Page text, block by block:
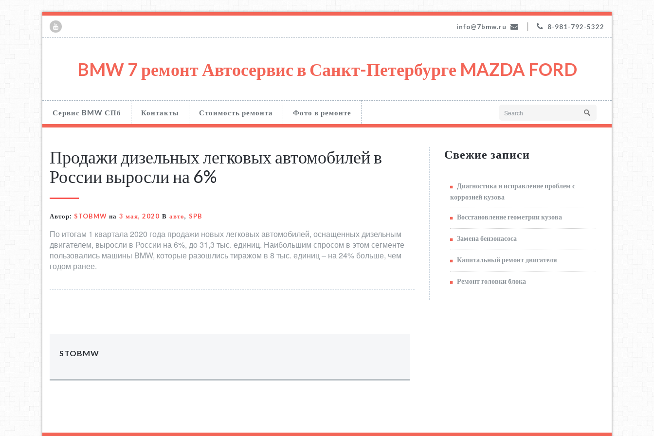
info@7bmw.ru 8-981-792-5322
BMW 7 ремонт Автосервис в Санкт-Петербурге MAZDA FORD
Сервис BMW СПб Контакты Стоимость ремонта Фото в ремонте
Продажи дизельных легковых автомобилей в
России выросли на 6%
Автор: STOBMW на 3 мая, 2020 В авто, SPB
По итогам 1 квартала 2020 года продажи новых легковых автомобилей, оснащенных дизельным
двигателем, выросли в России на 6%, до 31,3 тыс. единиц. Наибольшим спросом в этом сегменте
пользовались машины BMW, которые разошлись тиражом в 8 тыс. единиц – на 24% больше, чем
годом ранее.
STOBMW
Свежие записи
Диагностика и исправление проблем с
коррозией кузова
Восстановление геометрии кузова
Замена бензонасоса
Капитальный ремонт двигателя
Ремонт головки блока